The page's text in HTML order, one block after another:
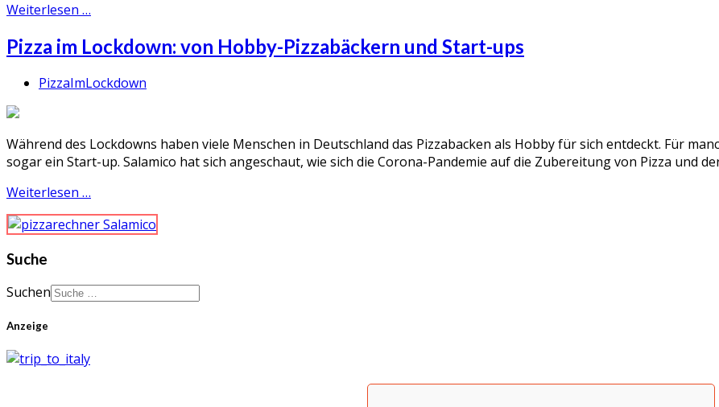
Weiterlesen …
Pizza im Lockdown: von Hobby-Pizzabäckern und Start-ups
PizzaImLockdown
Während des Lockdowns haben viele Menschen in Deutschland das Pizzabacken als Hobby für sich entdeckt. Für
sogar ein Start-up. Salamico hat sich angeschaut, wie sich die Corona-Pandemie auf die Zubereitung von Pizza und
Weiterlesen …
Suche
Suchen
Anzeige